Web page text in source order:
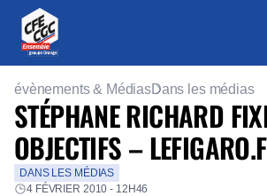
évènements & MédiasDans les médias
STÉPHANE RICHARD
OBJECTIFS –
DANS LES MÉDIAS
4 FÉVRIER 2010 - 12H46